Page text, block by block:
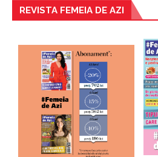
REVISTA FEMEIA DE AZI